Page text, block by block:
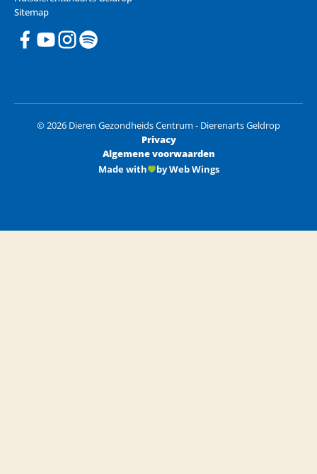
Sitemap
© 2026 Dieren Gezondheids Centrum - Dierenarts Geldrop
Privacy
Algemene voorwaarden
Made with
by Web Wings